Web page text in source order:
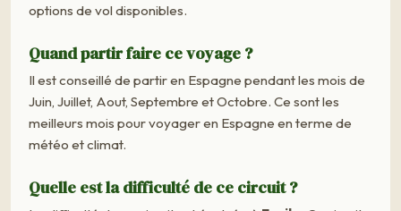
options de vol disponibles.
Quand partir faire ce voyage ?
Il est conseillé de partir en Espagne pendant les mois de
Juin, Juillet, Aout, Septembre et Octobre. Ce sont les
meilleurs mois pour voyager en Espagne en terme de
météo et climat.
Quelle est la difficulté de ce circuit ?